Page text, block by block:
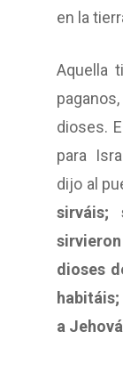
en la
Aquella
dioses.
para
dijo al
sirváis;
dioses
a